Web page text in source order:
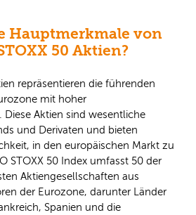
Hauptmerkmale von
50 Aktien?
repräsentieren die führenden
mit hoher
Diese Aktien sind wesentliche
und Derivaten und bieten
in den europäischen Markt zu
STOXX 50 Index umfasst 50 der
Aktiengesellschaften aus
der Eurozone, darunter Länder
Spanien und die